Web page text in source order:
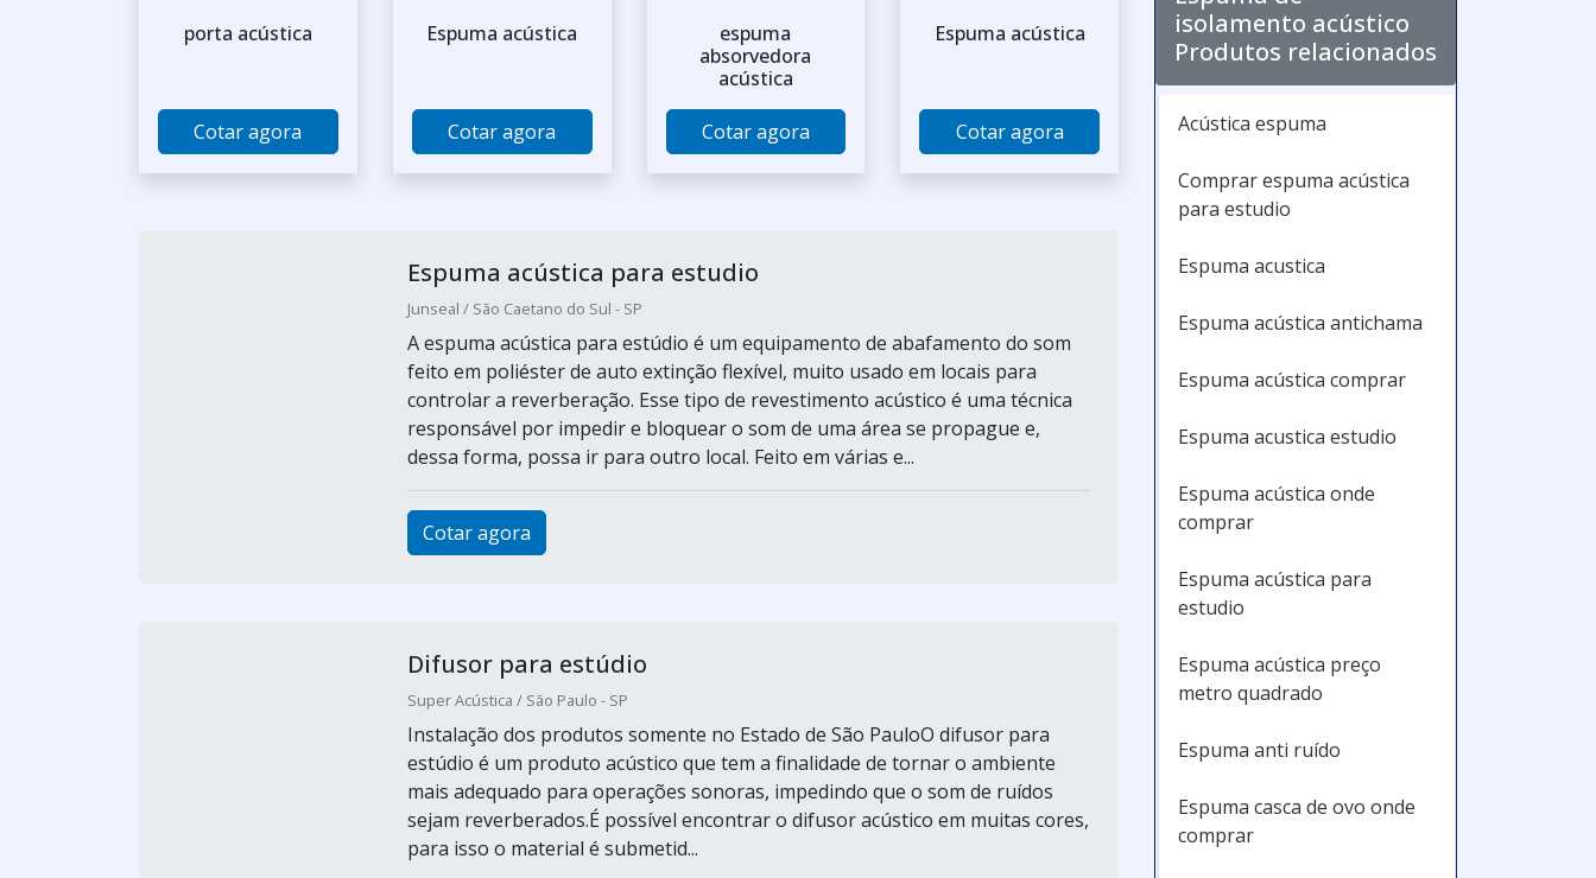
porta acústica
Cotar agora
Espuma acústica
Cotar agora
espuma
absorvedora
acústica
Cotar agora
Espuma acústica
Cotar agora
Espuma acústica para estudio
Junseal / São Caetano do Sul - SP
A espuma acústica para estúdio é um equipamento de abafamento do som
feito em poliéster de auto extinção flexível, muito usado em locais para
controlar a reverberação. Esse tipo de revestimento acústico é uma técnica
responsável por impedir e bloquear o som de uma área se propague e,
dessa forma, possa ir para outro local. Feito em várias e...
Cotar agora
Difusor para estúdio
Super Acústica / São Paulo - SP
Instalação dos produtos somente no Estado de São PauloO difusor para
estúdio é um produto acústico que tem a finalidade de tornar o ambiente
mais adequado para operações sonoras, impedindo que o som de ruídos
sejam reverberados.É possível encontrar o difusor acústico em muitas cores,
para isso o material é submetid...
isolamento acústico
Produtos relacionados
Acústica espuma
Comprar espuma acústica
para estudio
Espuma acustica
Espuma acústica antichama
Espuma acústica comprar
Espuma acustica estudio
Espuma acústica onde
comprar
Espuma acústica para
estudio
Espuma acústica preço
metro quadrado
Espuma anti ruído
Espuma casca de ovo onde
comprar